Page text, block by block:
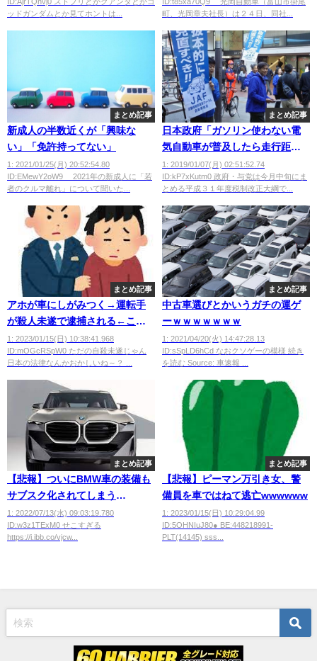
コつけてジオン系乗りそう
ID:AjrTQnvj0 ストフリとかクアンタとかゴ
ッドガンダムとか見てホントは...
ID:t85xa70Q9 光岡自動車（富山市掛尾
町、光岡章夫社長）は２４日、同社...
まとめ記事
新成人の半数近くが「興味な
い」「免許持ってない」
1: 2021/01/25(月) 20:52:54.80
ID:EMewY2oW9 2021年の新成人に「若
者のクルマ離れ」について聞いた...
まとめ記事
日本政府「ガソリン使わない電
気自動車が普及したら走行距離
で税金取るわｗｗ」
1: 2019/01/07(月) 02:51:52.74
ID:kP7xKutm0 政府・与党は今月中旬にま
とめる平成３１年度税制改正大綱で...
まとめ記事
アホが車にしがみつく→運転手
が殺人未遂で逮捕される←これ
ｗｗｗｗｗｗｗｗｗｗｗｗｗｗ
ｗｗｗｗｗｗｗｗｗｗｗｗｗｗ
ｗｗ
1: 2023/01/15(日) 10:38:41.968
ID:mOGcRSpW0 ただの自殺未遂じゃん
日本の法律なんかおかしいね～？ ...
まとめ記事
中古車選びとかいうガチの運ゲ
ーｗｗｗｗｗｗｗ
1: 2021/04/20(火) 14:47:28.13
ID:sSpLD6hCd なおクソゲーの模様 続き
を読む Source: 車速報 ...
まとめ記事
【悲報】ついにBMW車の装備も
サブスク化されてしまう
wwwwwwww
1: 2022/07/13(水) 09:03:19.780
ID:w3z1TExM0 せこすぎる
https://i.ibb.co/vjcw...
まとめ記事
【悲報】ピーマン万引き女、警
備員を車ではねて逃亡wwwwww
1: 2023/01/15(日) 10:29:04.99
ID:5OHNIuJ80● BE:448218991-
PLT(14145) sss...